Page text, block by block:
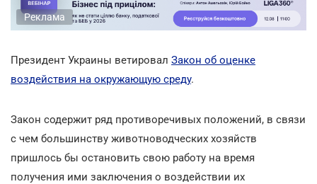
Реклама
Президент Украины ветировал Закон об оценке
воздействия на окружающую среду.
Закон содержит ряд противоречивых положений, в связи
с чем большинству животноводческих хозяйств
пришлось бы остановить свою работу на время
получения ими заключения о воздействии их